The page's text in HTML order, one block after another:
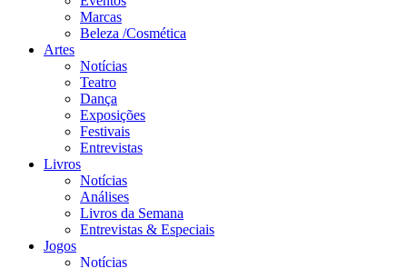
Marcas
Beleza /Cosmética
Artes
Notícias
Teatro
Dança
Exposições
Festivais
Entrevistas
Livros
Notícias
Análises
Livros da Semana
Entrevistas & Especiais
Jogos
Notícias